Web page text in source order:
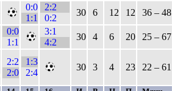
0:0
1:1
2:2
0:2
30 6 12 12 36 – 48
0:0
1:1
3:1
4:2
30 4 6 20 25 – 67
2:2
2:0
1:3
2:4
30 3 4 23 22 – 61